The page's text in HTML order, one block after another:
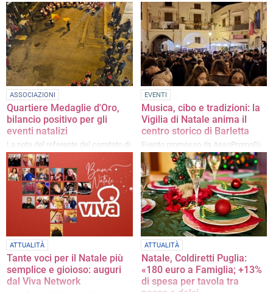
Scadenza prevista il 27 luglio
cambiati matrimoni, diciottesimi ed
eventi privati
ASSOCIAZIONI
Quartiere Medaglie d'Oro,
bilancio positivo per gli
eventi natalizi
La nota del referente del comitato di
quartiere, Oronzo Carli
EVENTI
Musica, cibo e tradizioni: la
Vigilia di Natale anima il
centro storico di Barletta
Evento promosso da AssoPromoDj
e Confcommercio con il supporto
dell'amministrazione comunale
ATTUALITÀ
Tante voci per il Natale più
semplice e gioioso: auguri
dal Viva Network
ATTUALITÀ
Natale, Coldiretti Puglia:
«180 euro a Famiglia; +13%
di spesa per tavola tra